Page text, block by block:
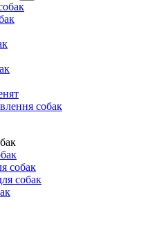
собак
собак
собак